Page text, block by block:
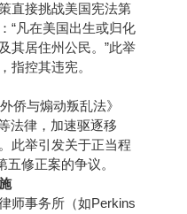
直接挑战美国宪法第
“凡在美国出生或归化
其居住州公民。”此举
指控其违宪。
侨与煽动叛乱法》
法律，加速驱逐移
此举引发关于正当程
修正案的争议。
师事务所（如Perkins